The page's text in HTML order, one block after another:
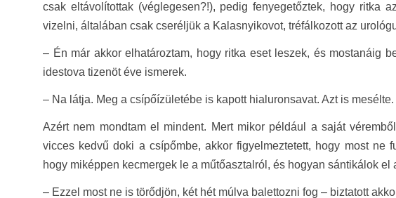
csak eltávolítottak (véglegesen?!), pedig fenyegetőztek, hogy ritka
vizelni, általában csak cseréljük a Kalasnyikovot, tréfálkozott az
– Én már akkor elhatároztam, hogy ritka eset leszek, és mostanáig
idestova tizenöt éve ismerek.
– Na látja. Meg a csípőízületébe is kapott hialuronsavat. Azt is mesélte.
Azért nem mondtam el mindent. Mert mikor például a saját
vicces kedvű doki a csípőmbe, akkor figyelmeztetett, hogy most ne
hogy miképpen kecmergek le a műtőasztalról, és hogyan sántikálok el
– Ezzel most ne is törődjön, két hét múlva balettozni fog – biztatott